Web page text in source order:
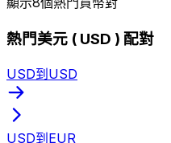
熱門美元 ( USD ) 配對
USD到USD
USD到EUR